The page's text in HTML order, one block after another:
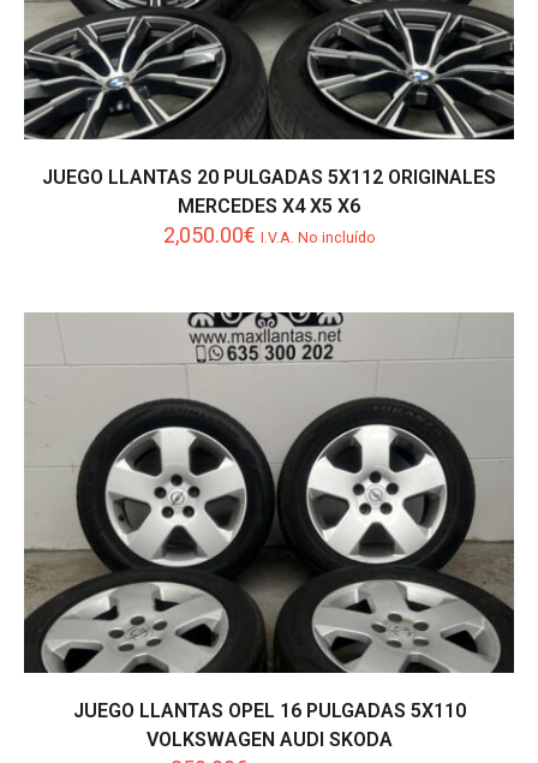
JUEGO LLANTAS 20 PULGADAS 5X112 ORIGINALES
MERCEDES X4 X5 X6
2,050.00€ I.V.A. No incluído
JUEGO LLANTAS OPEL 16 PULGADAS 5X110
VOLKSWAGEN AUDI SKODA